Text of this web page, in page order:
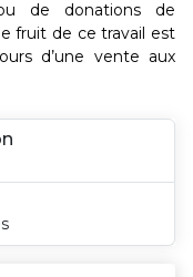
de donations de
fruit de ce travail est
d’une vente aux